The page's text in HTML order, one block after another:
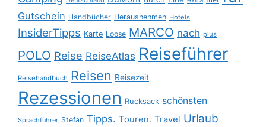
Gutschein Handbücher Herausnehmen Hotels
InsiderTipps Karte Loose MARCO nach plus
POLO Reise ReiseAtlas Reiseführer
Reisehandbuch Reisen Reisezeit
Rezessionen Rucksack schönsten
Sprachführer Stefan Tipps. Touren. Travel Urlaub